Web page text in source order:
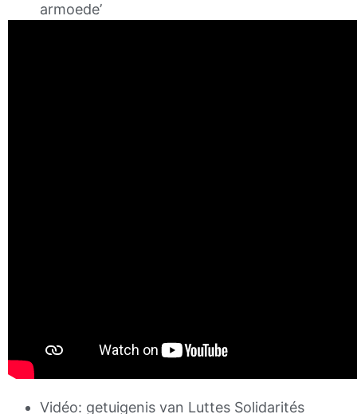
armoede’
Vidéo: getuigenis van Luttes Solidarités